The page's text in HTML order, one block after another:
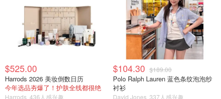
$525.00
Harrods 2026 美妆倒数日历
今年选品夯爆了！护肤全线都很绝
Harrods 436人感兴趣
$104.30 $189.00
Polo Ralph Lauren 蓝色条纹泡泡纱
衬衫
David Jones 337人感兴趣